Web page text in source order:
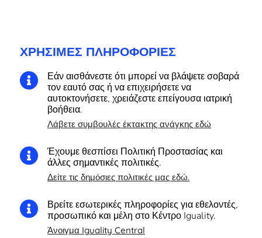
ΧΡΉΣΙΜΕΣ ΠΛΗΡΟΦΟΡΊΕΣ

Εάν αισθάνεστε ότι μπορεί να βλάψετε σοβαρά
τον εαυτό σας ή να επιχειρήσετε να
αυτοκτονήσετε, χρειάζεστε επείγουσα ιατρική
βοήθεια.
Λάβετε συμβουλές έκτακτης ανάγκης εδώ

Έχουμε θεσπίσει Πολιτική Προστασίας και
άλλες σημαντικές πολιτικές.
Δείτε τις δημόσιες πολιτικές μας εδώ.

Βρείτε εσωτερικές πληροφορίες για εθελοντές,
προσωπικό και μέλη στο Κέντρο Iguality.
Άνοιγμα Iguality Central